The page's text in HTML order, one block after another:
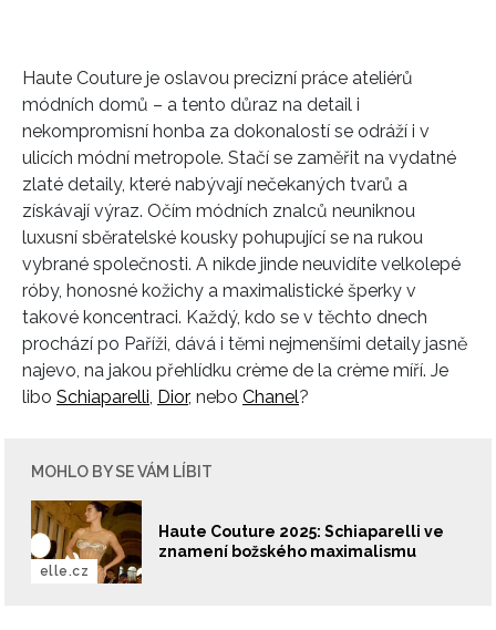
Haute Couture je oslavou precizní práce ateliérů
módních domů – a tento důraz na detail i
nekompromisní honba za dokonalostí se odráží i v
ulicích módní metropole. Stačí se zaměřit na vydatné
zlaté detaily, které nabývají nečekaných tvarů a
získávají výraz. Očím módních znalců neuniknou
luxusní sběratelské kousky pohupující se na rukou
vybrané společnosti. A nikde jinde neuvidíte velkolepé
róby, honosné kožichy a maximalistické šperky v
takové koncentraci. Každý, kdo se v těchto dnech
prochází po Paříži, dává i těmi nejmenšími detaily jasně
najevo, na jakou přehlídku crème de la crème míří. Je
libo Schiaparelli Dior, nebo Chanel?
MOHLO BY SE VÁM LÍBIT
Haute Couture 2025: Schiaparelli ve
znamení božského maximalismu
elle.cz